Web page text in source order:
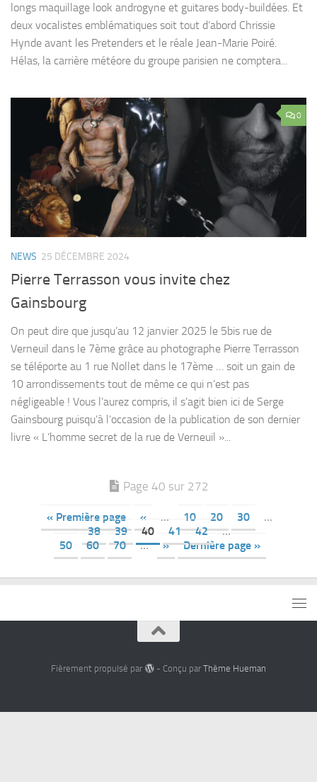
longs maquillage look androgyne et guitares body-buildées. Et
deux vocalistes emblématiques soit tout d’abord Chrissie
Hynde avant les Pretenders et le réale Jean-Marie Poiré.
Hélas, la carrière météore du groupe parisien ne comptera...
0
NEWS 25 DÉCEMBRE 2024
Pierre Terrasson vous invite chez
Gainsbourg
On peut dire que jusqu’au 12 janvier 2025 le 5bis rue de
Verneuil dans le 7ème grâce au photographe Pierre Terrasson
se téléporte au 1 rue Nollet dans le 17ème … soit un gain de
10 arrondissements tout de même ce qui n’est pas
négligeable ! Vous l’aurez compris, il s’agit bien ici de Serge
Gainsbourg puisqu’à l’occasion de la publication de son dernier
livre « L’homme secret de la rue de Verneuil »...
Page 40 sur 272
« Première page « … 10 20 30
…
38
39 40 41 42
…
50
60 70 … » Dernière page »
Fièrement propulsé par - Conçu par Thème Hueman